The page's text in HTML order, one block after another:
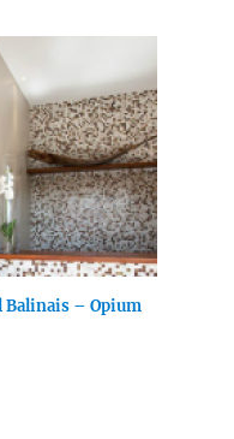
Balinais – Opium